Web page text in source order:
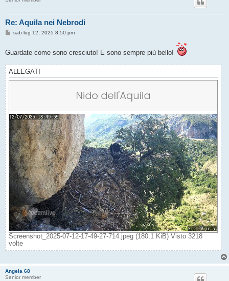
Re: Aquila nei Nebrodi
M
s
a
g
o
sab lug 12, 2025 8:50 pm
Guardate come sono cresciuto! E sono sempre più bello!
ALLEGATI
Screenshot_2025-07-12-17-49-27-714.jpeg (180.1 KiB) Visto 3218
volte
Angela 68
Senior member